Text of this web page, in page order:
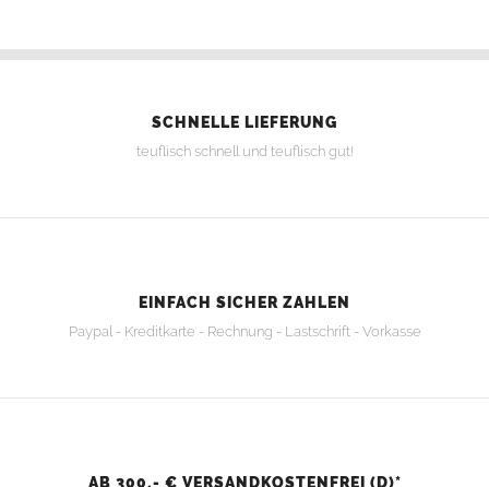
SCHNELLE LIEFERUNG
teuflisch schnell und teuflisch gut!
EINFACH SICHER ZAHLEN
Paypal - Kreditkarte - Rechnung - Lastschrift - Vorkasse
AB 300,- € VERSANDKOSTENFREI (D)*